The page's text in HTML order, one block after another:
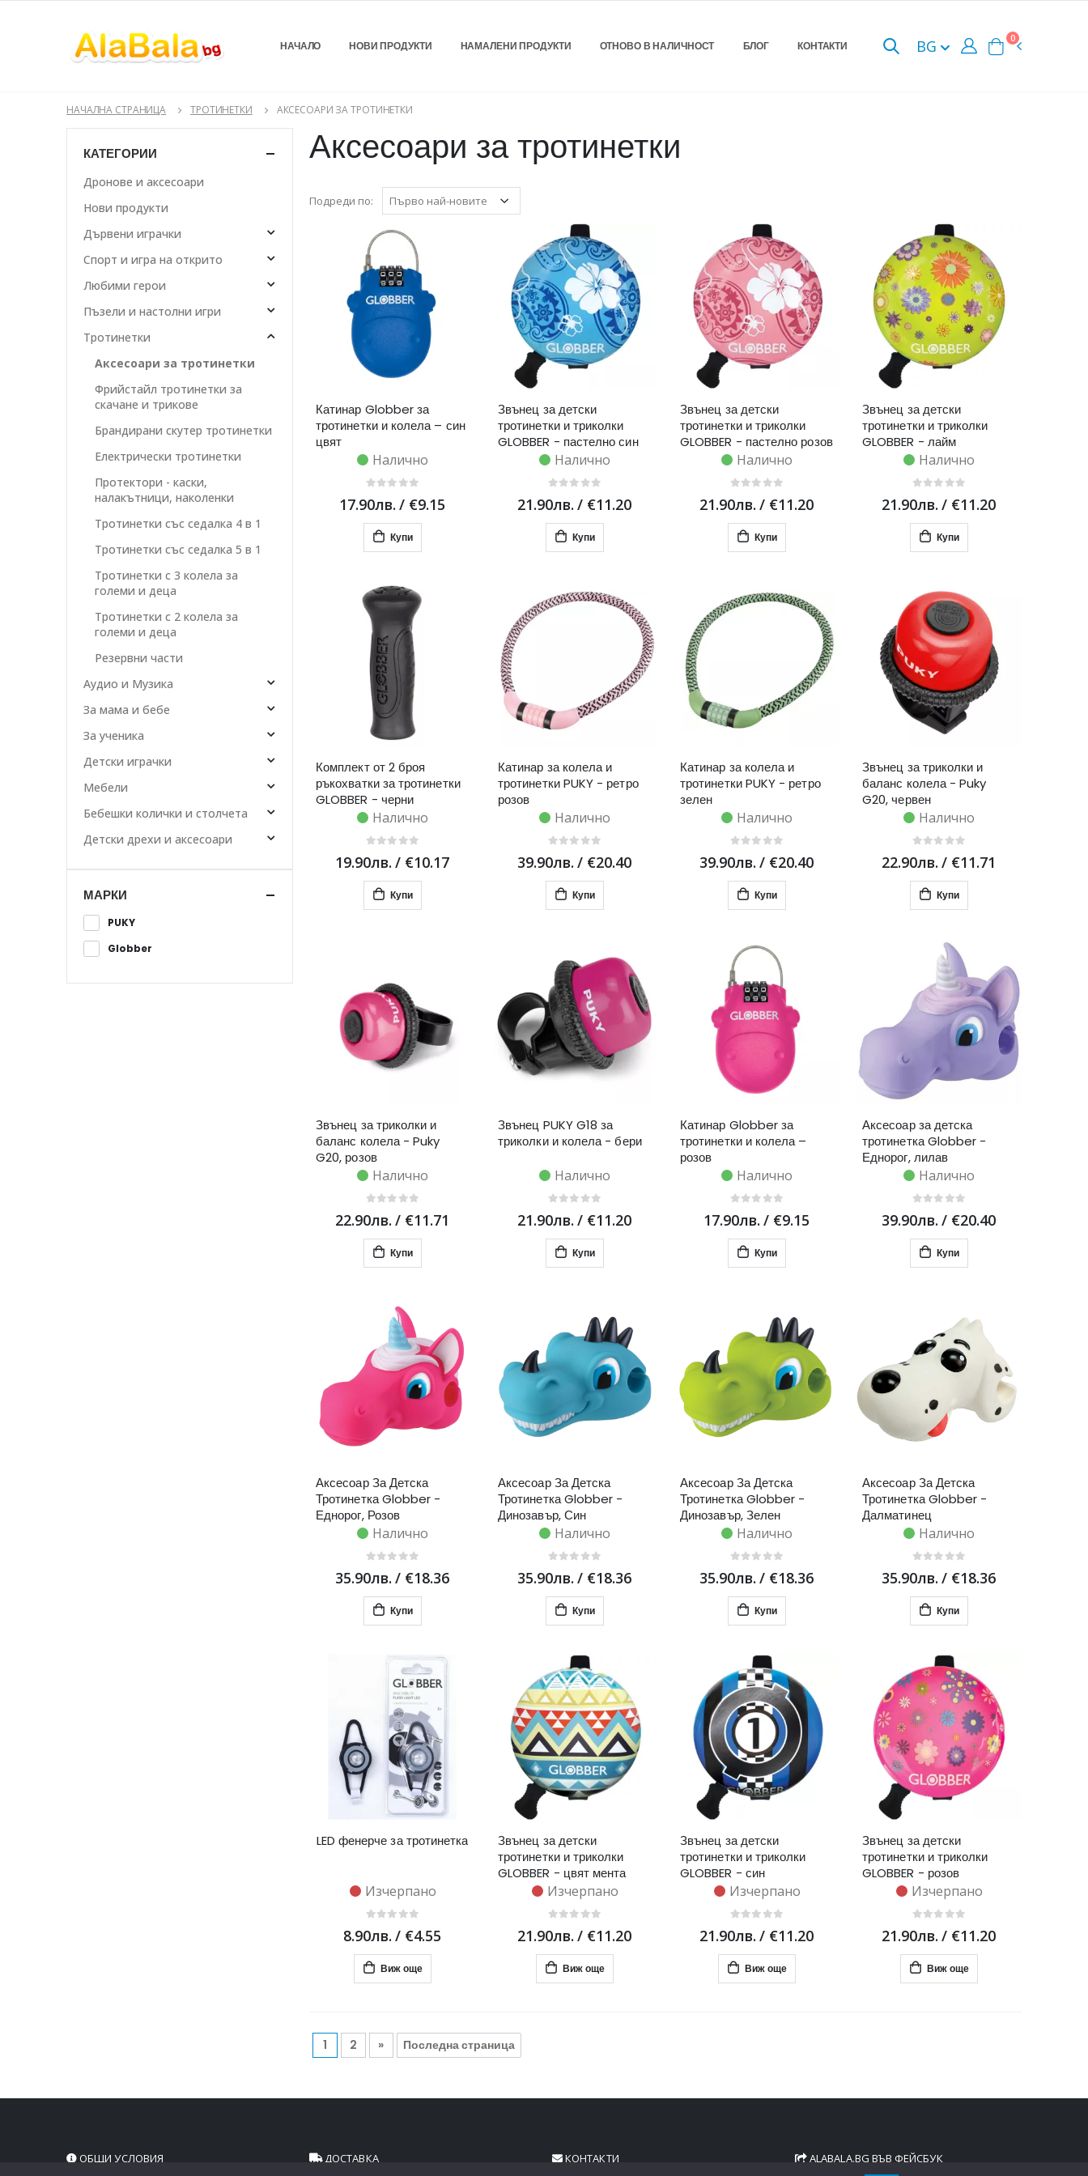
НАЧАЛО НОВИ ПРОДУКТИ НАМАЛЕНИ ПРОДУКТИ ОТНОВО В НАЛИЧНОСТ БЛОГ КОНТАКТИ BG 0
НАЧАЛНА СТРАНИЦА ТРОТИНЕТКИ АКСЕСОАРИ ЗА ТРОТИНЕТКИ
Аксесоари за тротинетки
Подреди по:
Катинар Globber за
тротинетки и колела – син
цвят
Налично
17.90лв. / €9.15
Купи
Звънец за детски
тротинетки и триколки
GLOBBER - пастелно син
Налично
21.90лв. / €11.20
Купи
Звънец за детски
тротинетки и триколки
GLOBBER - пастелно розов
Налично
21.90лв. / €11.20
Купи
Звънец за детски
тротинетки и триколки
GLOBBER - лайм
Налично
21.90лв. / €11.20
Купи
Комплект от 2 броя
ръкохватки за тротинетки
GLOBBER - черни
Налично
19.90лв. / €10.17
Купи
Катинар за колела и
тротинетки PUKY - ретро
розов
Налично
39.90лв. / €20.40
Купи
Катинар за колела и
тротинетки PUKY - ретро
зелен
Налично
39.90лв. / €20.40
Купи
Звънец за триколки и
баланс колела - Puky
G20, червен
Налично
22.90лв. / €11.71
Купи
Звънец за триколки и
баланс колела - Puky
G20, розов
Налично
22.90лв. / €11.71
Купи
Звънец PUKY G18 за
триколки и колела - бери
Налично
21.90лв. / €11.20
Купи
Катинар Globber за
тротинетки и колела –
розов
Налично
17.90лв. / €9.15
Купи
Аксесоар за детска
тротинетка Globber -
Еднорог, лилав
Налично
39.90лв. / €20.40
Купи
Аксесоар За Детска
Тротинетка Globber -
Еднорог, Розов
Налично
35.90лв. / €18.36
Купи
Аксесоар За Детска
Тротинетка Globber -
Динозавър, Син
Налично
35.90лв. / €18.36
Купи
Аксесоар За Детска
Тротинетка Globber -
Динозавър, Зелен
Налично
35.90лв. / €18.36
Купи
Аксесоар За Детска
Тротинетка Globber -
Далматинец
Налично
35.90лв. / €18.36
Купи
LED фенерче за тротинетка
Изчерпано
8.90лв. / €4.55
Виж още
Звънец за детски
тротинетки и триколки
GLOBBER - цвят мента
Изчерпано
21.90лв. / €11.20
Виж още
Звънец за детски
тротинетки и триколки
GLOBBER - син
Изчерпано
21.90лв. / €11.20
Виж още
Звънец за детски
тротинетки и триколки
GLOBBER - розов
Изчерпано
21.90лв. / €11.20
Виж още
1 2 » Последна страница
КАТЕГОРИИ
Дронове и аксесоари
Нови продукти
Дървени играчки
Спорт и игра на открито
Любими герои
Пъзели и настолни игри
Тротинетки
Аксесоари за тротинетки
Фрийстайл тротинетки за
скачане и трикове
Брандирани скутер тротинетки
Електрически тротинетки
Протектори - каски,
налакътници, наколенки
Тротинетки със седалка 4 в 1
Тротинетки със седалка 5 в 1
Тротинетки с 3 колела за
големи и деца
Тротинетки с 2 колела за
големи и деца
Резервни части
Аудио и Музика
За мама и бебе
За ученика
Детски играчки
Мебели
Бебешки колички и столчета
Детски дрехи и аксесоари
МАРКИ
PUKY
Globber
ОБЩИ УСЛОВИЯ ДОСТАВКА КОНТАКТИ ALABALA.BG ВЪВ ФЕЙСБУК